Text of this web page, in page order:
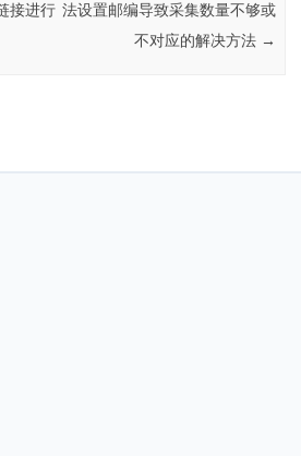
接进行 法设置邮编导致采集数量不够或
不对应的解决方法 →